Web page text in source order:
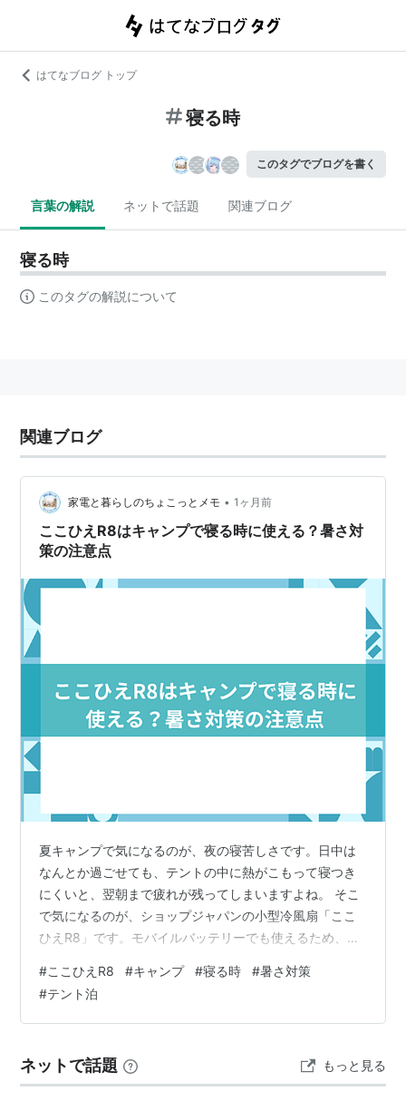
はてなブログ トップ
寝る時
このタグでブログを書く
言葉の解説 ネットで話題 関連ブログ
寝る時
このタグの解説について
関連ブログ
家電と暮らしのちょこっとメモ • 1ヶ月前
ここひえR8はキャンプで寝る時に使える？暑さ対
策の注意点
夏キャンプで気になるのが、夜の寝苦しさです。日中は
なんとか過ごせても、テントの中に熱がこもって寝つき
にくいと、翌朝まで疲れが残ってしまいますよね。 そこ
で気になるのが、ショップジャパンの小型冷風扇「ここ
ひえR8」です。モバイルバッテリーでも使えるため、キ
もいると思います。 結論から言うと、ここひえR8はテン
ト全体を冷やす商品ではありません。ただし、寝る前や
就寝時に顔まわりへ風を当てるような使い方なら、暑さ
ひえR8をキャンプで寝る時に使うなら、どこまで期待で
きるのか、どんな点に注意したいのかを購…
#ここひえR8 #キャンプ #寝る時 #暑さ対策
#テント泊
ネットで話題 もっと見る